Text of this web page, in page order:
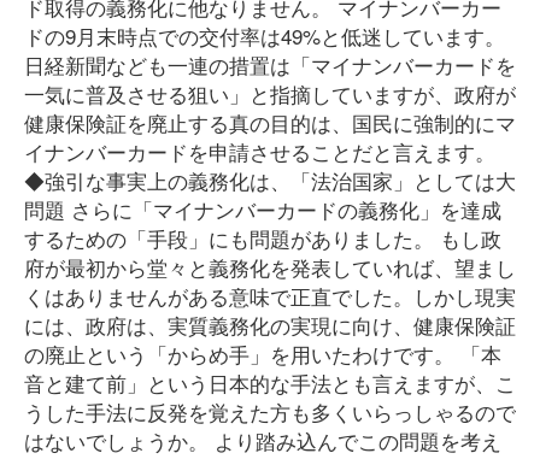
ド取得の義務化に他なりません。 マイナンバーカー
ドの9月末時点での交付率は49%と低迷しています。
日経新聞なども一連の措置は「マイナンバーカードを
一気に普及させる狙い」と指摘していますが、政府が
健康保険証を廃止する真の目的は、国民に強制的にマ
イナンバーカードを申請させることだと言えます。
◆強引な事実上の義務化は、「法治国家」としては大
問題 さらに「マイナンバーカードの義務化」を達成
するための「手段」にも問題がありました。 もし政
府が最初から堂々と義務化を発表していれば、望まし
くはありませんがある意味で正直でした。しかし現実
には、政府は、実質義務化の実現に向け、健康保険証
の廃止という「からめ手」を用いたわけです。 「本
音と建て前」という日本的な手法とも言えますが、こ
うした手法に反発を覚えた方も多くいらっしゃるので
はないでしょうか。 より踏み込んでこの問題を考え